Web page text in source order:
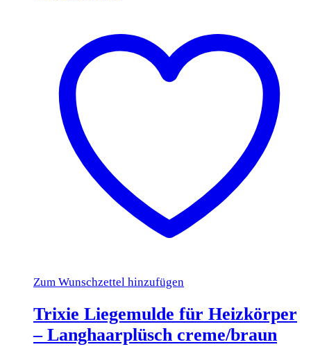
Zum Wunschzettel hinzufügen
Trixie Liegemulde für Heizkörper
– Langhaarplüsch creme/braun